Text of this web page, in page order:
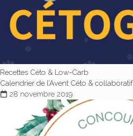
Recettes Céto & Low-Carb
Calendrier de l’Avent Céto & collaboratif
28 novembre 2019